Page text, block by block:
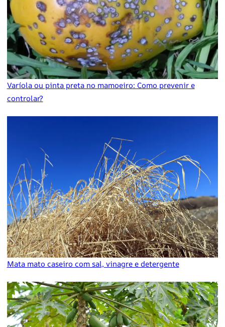
Varíola ou pinta preta no mamoeiro: Como prevenir e
controlar?
Mata mato caseiro com sal, vinagre e detergente